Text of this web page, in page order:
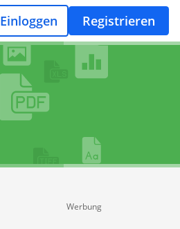
Einloggen Registrieren
Werbung